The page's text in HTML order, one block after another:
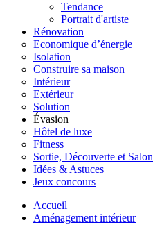
Tendance
Portrait d'artiste
Rénovation
Economique d’énergie
Isolation
Construire sa maison
Intérieur
Extérieur
Solution
Évasion
Hôtel de luxe
Fitness
Sortie, Découverte et Salon
Idées & Astuces
Jeux concours
Accueil
Aménagement intérieur